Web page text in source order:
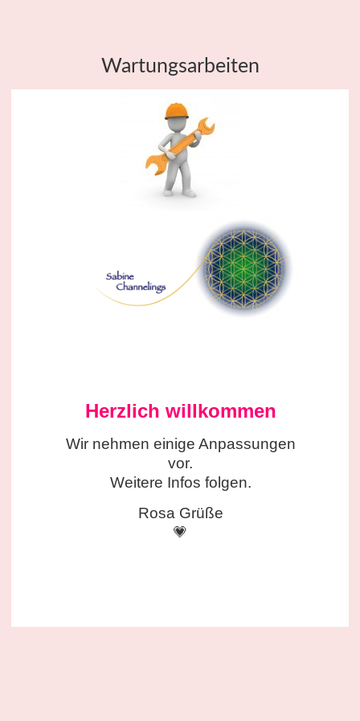
Wartungsarbeiten
Herzlich willkommen
Wir nehmen einige Anpassungen
vor.
Weitere Infos folgen.
Rosa Grüße
💗